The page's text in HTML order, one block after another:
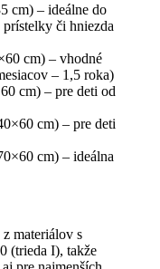
cm) – ideálne do
či hniezda
cm) – vhodné
– 1,5 roka)
cm) – pre deti od
cm) – pre deti
cm) – ideálna
materiálov s
(trieda I), takže